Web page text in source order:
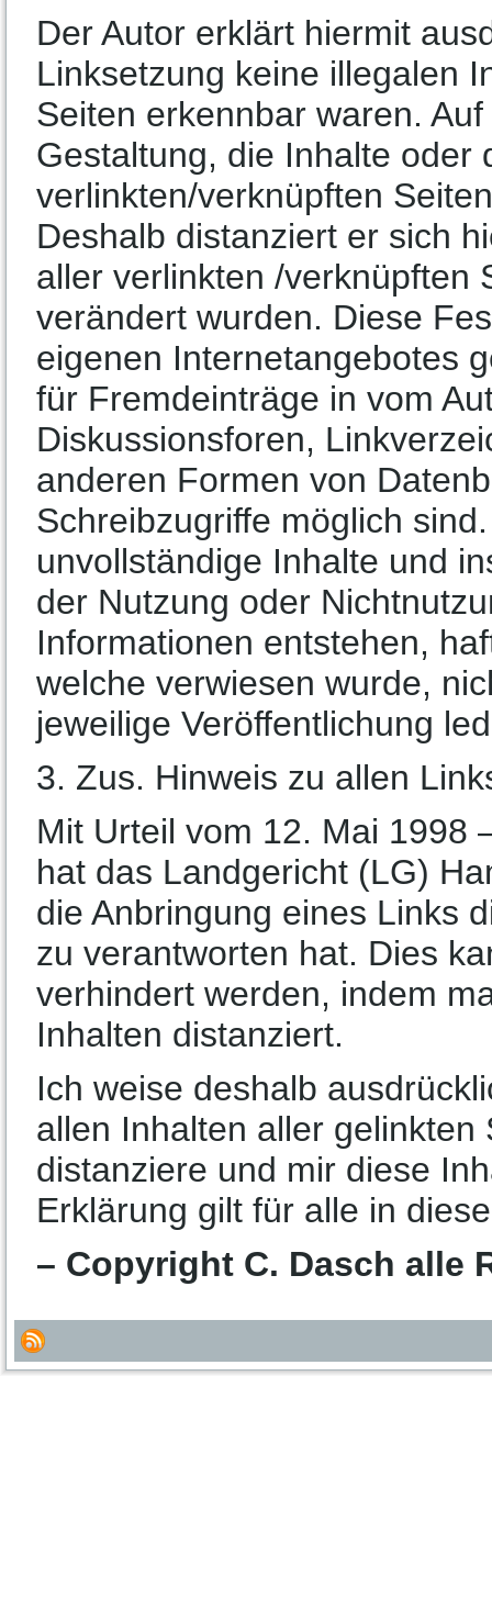
Der Autor erklärt hiermit
Linksetzung keine illegalen
Seiten erkennbar waren.
Gestaltung, die Inhalte oder
verlinkten/verknüpften
Deshalb distanziert er sich
aller verlinkten /verknüpften
verändert wurden. Diese
eigenen Internetangebotes
für Fremdeinträge in vom
Diskussionsforen,
anderen Formen von
Schreibzugriffe möglich
unvollständige Inhalte und
der Nutzung oder
Informationen entstehen,
welche verwiesen wurde,
jeweilige Veröffentlichung
3. Zus. Hinweis zu allen
Mit Urteil vom 12. Mai 1998
hat das Landgericht (LG)
die Anbringung eines Links
zu verantworten hat. Dies
verhindert werden, indem
Inhalten distanziert.
Ich weise deshalb
allen Inhalten aller
distanziere und mir diese
Erklärung gilt für alle in
– Copyright C. Dasch alle